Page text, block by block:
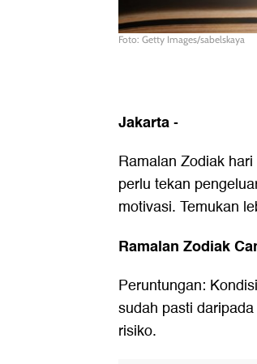
Foto: Getty Images/sabelskaya
Jakarta-
Ramalan Zodiak
perlu tekan
motivasi. Temukan
Ramalan Zodiak
Peruntungan:
sudah pasti
risiko.